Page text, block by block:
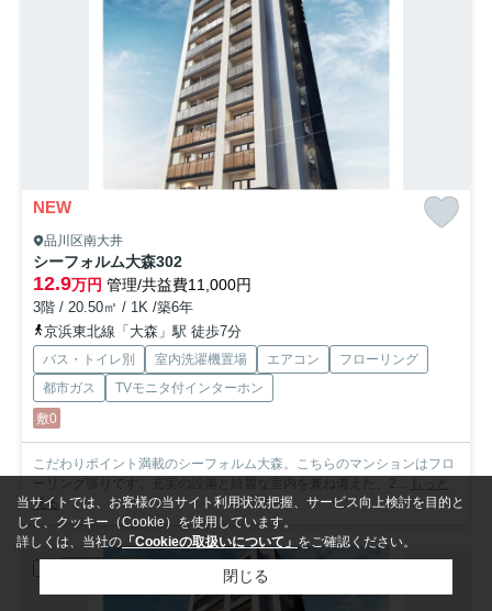
NEW
品川区南大井
シーフォルム大森302
12.9万円 管理/共益費11,000円
3階 / 20.50㎡ / 1K /築6年
京浜東北線「大森」駅 徒歩7分
バス・トイレ別 室内洗濯機置場 エアコン
フローリング
都市ガス
TVモニタ付インターホン
敷0
こだわりポイント満載のシーフォルム大森。こちらのマンションはフロ
ーリング張りです。充実の設備と綺麗な室内を兼ね備えた、2... もっと
見る
当サイトでは、お客様の当サイト利用状況把握、サービス向上検討を目的と
して、クッキー（Cookie）を使用しています。
詳しくは、当社の 「Cookieの取扱いについて」 をご確認ください。
閉じる